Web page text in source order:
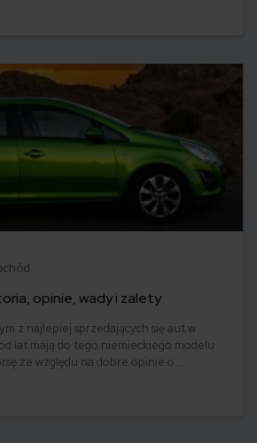
Zafira - jak wygląda historia modelu,
opinie, wady i zalety
z najlepiej sprzedających się aut w
lat mają do tego niemieckiego modelu
ze względu na dobre opinie o
OC, Corsę można uznać za